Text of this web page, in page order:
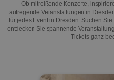
Ob mitreißende Konzerte,
aufregende Veranstaltungen in
für jedes Event in Dresden. Suchen
entdecken Sie spannende
Tickets ganz